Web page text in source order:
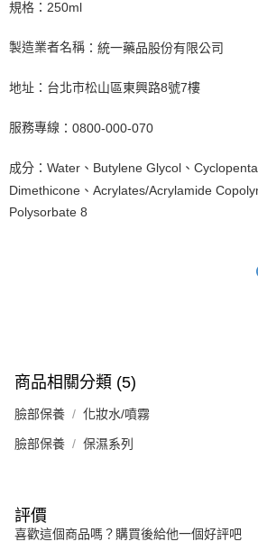
規格：250ml
製造業者名稱 ：統一藥品股份有限公司
地址：台北市松山區東興路8號7樓
服務專線 ：0800-000-070
成分：Water、Butylene Glycol、
Dimethicone、Acrylates/Acrylamide
Polysorbate 8
商品相關分類 (5)
臉部保養 化妝水/噴霧
臉部保養 保濕系列
評價
喜歡這個商品嗎？購買後給他一個好評吧